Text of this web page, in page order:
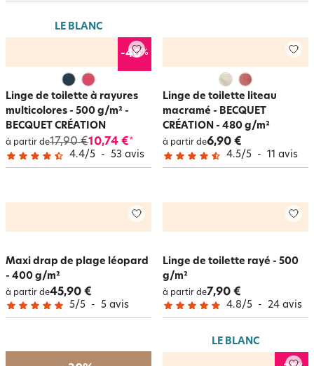
Toutes les dimensions sont disponibles de l’essuie-mains au maxi drap de
bain selon vos besoins. Nos serviettes de bain se lavent toutes en
linge de toilette fantaisie
LE BLANC
-40%
Linge de toilette à rayures
multicolores - 500 g/m² -
BECQUET CRÉATION
à partir de17,90 €10,74 €*
4.4/5 - 53 avis
Linge de toilette liteau
macramé - BECQUET
CRÉATION - 480 g/m²
à partir de6,90 €
4.5/5 - 11 avis
Maxi drap de plage léopard
- 400 g/m²
à partir de45,90 €
5/5 - 5 avis
Linge de toilette rayé - 500
g/m²
à partir de7,90 €
4.8/5 - 24 avis
LE BLANC